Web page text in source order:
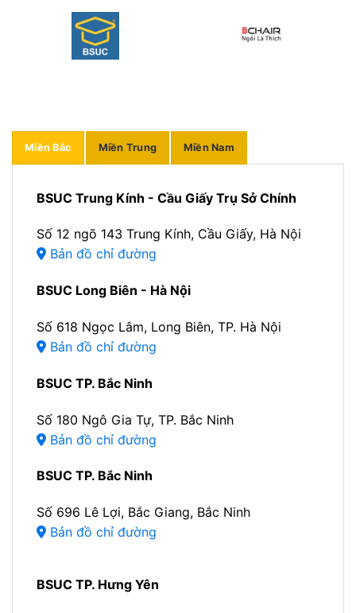
Miền Bắc Miền Trung Miền Nam
BSUC Trung Kính - Cầu Giấy Trụ Sở Chính
Số 12 ngõ 143 Trung Kính, Cầu Giấy, Hà Nội
Bản đồ chỉ đường
BSUC Long Biên - Hà Nội
Số 618 Ngọc Lâm, Long Biên, TP. Hà Nội
Bản đồ chỉ đường
BSUC TP. Bắc Ninh
Số 180 Ngô Gia Tự, TP. Bắc Ninh
Bản đồ chỉ đường
BSUC TP. Bắc Ninh
Số 696 Lê Lợi, Bắc Giang, Bắc Ninh
Bản đồ chỉ đường
BSUC TP. Hưng Yên